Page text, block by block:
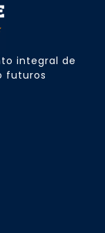
integral de
futuros